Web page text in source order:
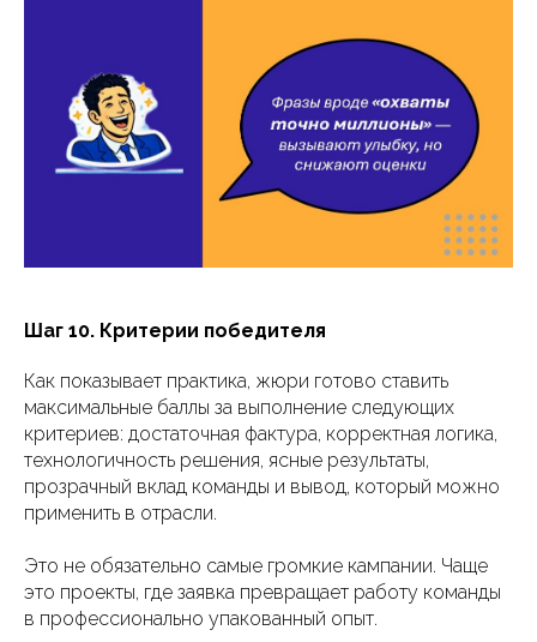
Шаг 10. Критерии победителя
Как показывает практика, жюри готово ставить
максимальные баллы за выполнение следующих
критериев: достаточная фактура, корректная логика,
технологичность решения, ясные результаты,
прозрачный вклад команды и вывод, который можно
применить в отрасли.
Это не обязательно самые громкие кампании. Чаще
это проекты, где заявка превращает работу команды
в профессионально упакованный опыт.